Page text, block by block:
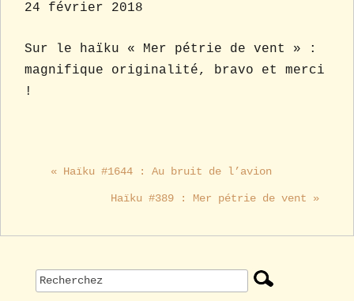
24 février 2018
Sur le haïku « Mer pétrie de vent » :
magnifique originalité, bravo et merci
!
« Haïku #1644 : Au bruit de l’avion
Haïku #389 : Mer pétrie de vent »